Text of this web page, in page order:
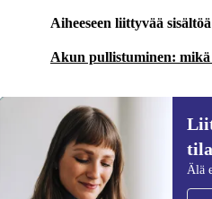
Aiheeseen liittyvää sisältöä
Akun pullistuminen: mikä
Älä
Liity
tilaajaksi ja